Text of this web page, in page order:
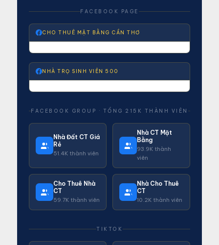
FACEBOOK PAGE
CHO THUÊ MẶT BẰNG CẦN THƠ
NHÀ TRỌ SINH VIÊN 500
FACEBOOK GROUP · TỔNG 215K THÀNH VIÊN
Nhà Đất CT Giá
Rẻ
51.4K thành viên
Nhà CT Mặt
Bằng
93.9K thành
viên
Cho Thuê Nhà
CT
59.7K thành viên
Nhà Cho Thuê
CT
10.2K thành viên
TIKTOK